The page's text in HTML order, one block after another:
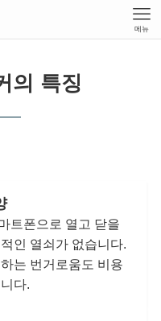
메뉴
의 특징
트폰으로 열고 닫을
인 열쇠가 없습니다.
는 번거로움도 비용
다.